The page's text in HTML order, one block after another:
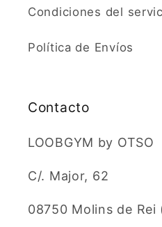
Condiciones del
Política de Envíos
Contacto
LOOBGYM by OTSO
C/. Major, 62
08750 Molins de Rei